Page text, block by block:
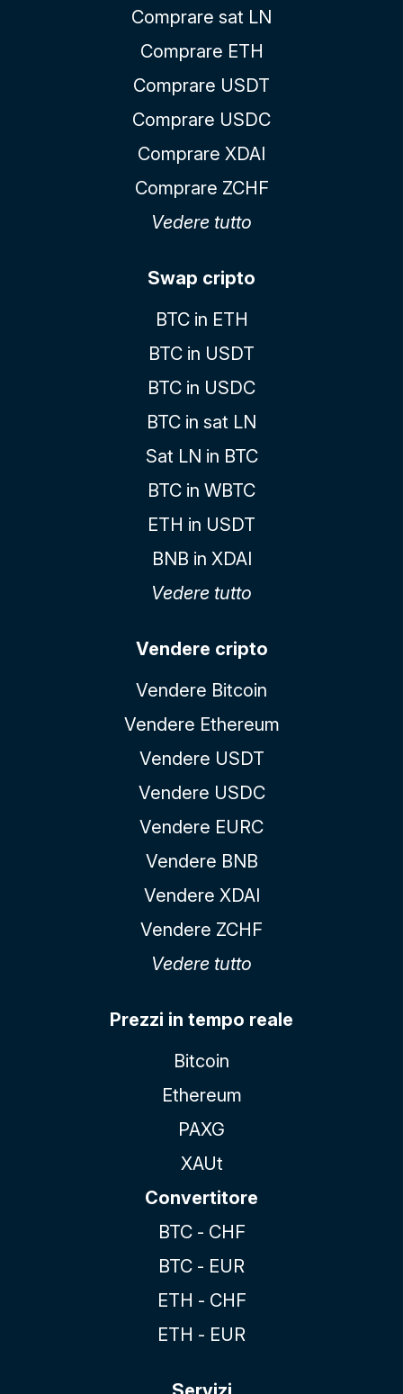
Comprare sat LN
Comprare ETH
Comprare USDT
Comprare USDC
Comprare XDAI
Comprare ZCHF
Vedere tutto
Swap cripto
BTC in ETH
BTC in USDT
BTC in USDC
BTC in sat LN
Sat LN in BTC
BTC in WBTC
ETH in USDT
BNB in XDAI
Vedere tutto
Vendere cripto
Vendere Bitcoin
Vendere Ethereum
Vendere USDT
Vendere USDC
Vendere EURC
Vendere BNB
Vendere XDAI
Vendere ZCHF
Vedere tutto
Prezzi in tempo reale
Bitcoin
Ethereum
PAXG
XAUt
Convertitore
BTC - CHF
BTC - EUR
ETH - CHF
ETH - EUR